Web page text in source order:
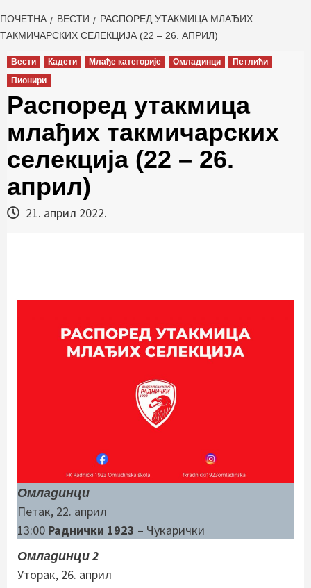
ПОЧЕТНА ВЕСТИ
РАСПОРЕД УТАКМИЦА МЛАЂИХ
ТАКМИЧАРСКИХ СЕЛЕКЦИЈА (22 – 26. АПРИЛ)
Вести Кадети Млађе категорије Омладинци
Петлићи
Пионири
Распоред утакмица
млађих такмичарских
селекција (22 – 26.
април)
21. април 2022.
Омладинци
Петак, 22. април
13:00 Раднички 1923 – Чукарички
Омладинци 2
Уторак, 26. април